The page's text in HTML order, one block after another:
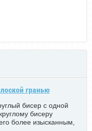
гранью
бисер с одной
бисеру
более изысканным,